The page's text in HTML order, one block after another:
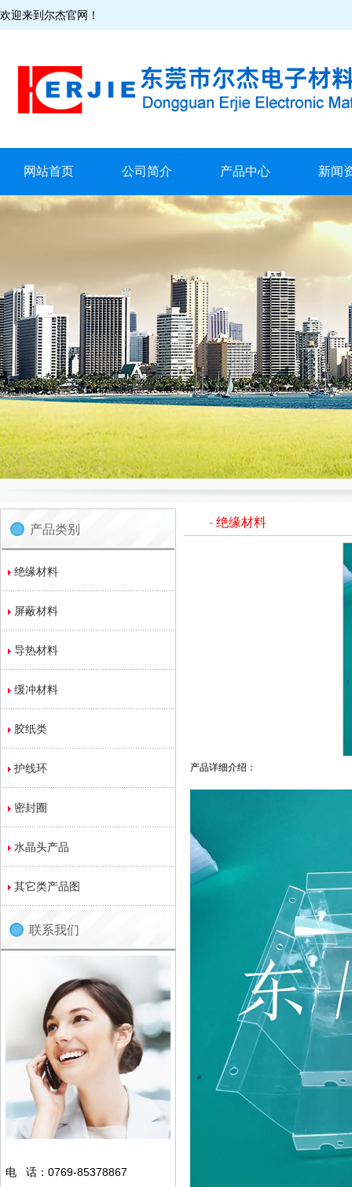
欢迎来到尔杰官网！
网站首页 公司简介 产品中心 新闻
产品类别
绝缘材料
屏蔽材料
导热材料
缓冲材料
胶纸类
护线环
密封圈
水晶头产品
其它类产品图
联系我们
电 话：0769-85378867
- 绝缘材料
产品详细介绍：